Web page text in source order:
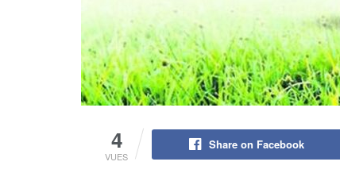
4
VUES
Share on Facebook